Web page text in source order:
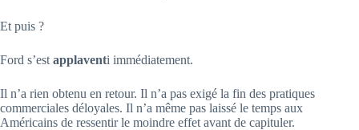
Et puis ?
Ford s’est applaventi immédiatement.
Il n’a rien obtenu en retour. Il n’a pas exigé la fin des pratiques
commerciales déloyales. Il n’a même pas laissé le temps aux
Américains de ressentir le moindre effet avant de capituler.